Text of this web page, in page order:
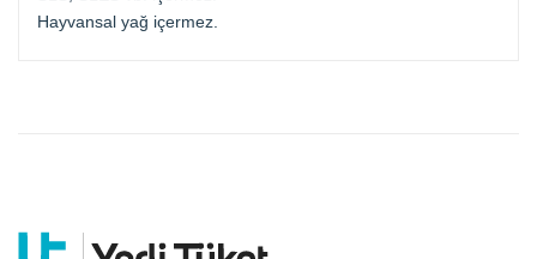
Hayvansal yağ içermez.